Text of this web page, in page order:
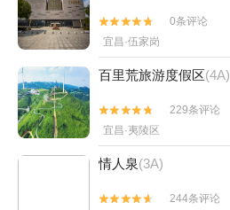


0条评论
宜昌·伍家岗
百里荒旅游度假区(4A)


229条评论
宜昌·夷陵区
情人泉(3A)

 244条评论